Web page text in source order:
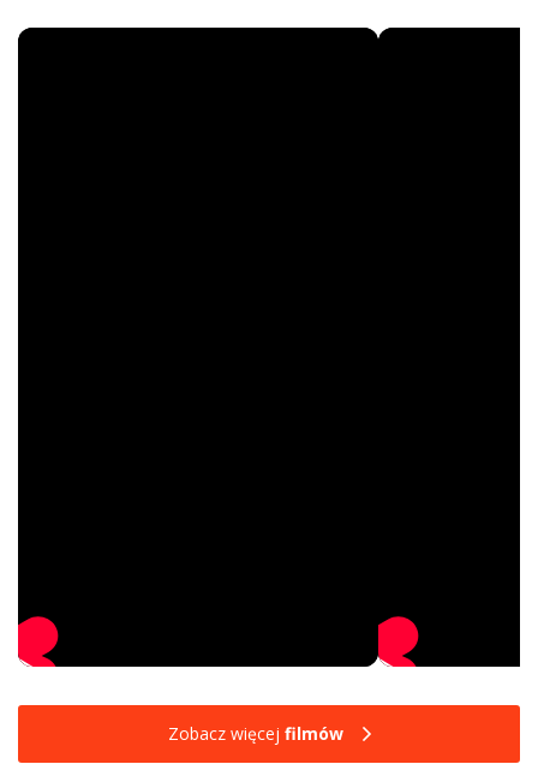
Zobacz więcej filmów